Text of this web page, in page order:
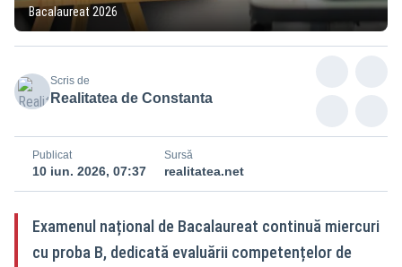
Bacalaureat 2026
Scris de
Realitatea de Constanta
Publicat
10 iun. 2026, 07:37
Sursă
realitatea.net
Examenul național de Bacalaureat continuă miercuri
cu proba B, dedicată evaluării competențelor de